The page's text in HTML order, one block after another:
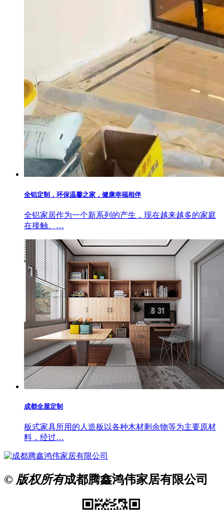
全铝定制，环保温馨之家，健康幸福相伴
全铝家居作为一个新系列的产生，现在越来越多的家庭
在接触、…
成都全屋定制
板式家具所用的人造板以各种木材剩余物等为主要原材
料，经过…
© 版权所有成都腾鑫鸿伟家居有限公司